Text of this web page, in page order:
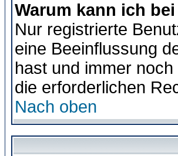
Warum kann ich
Nur registrierte
eine Beeinflussung
hast und immer
die erforderlichen
Nach oben